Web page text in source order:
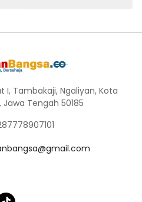
I, Tambakaji, Ngaliyan, Kota
Tengah 50185